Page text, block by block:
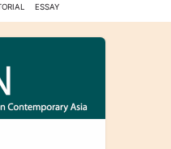
ESSAY